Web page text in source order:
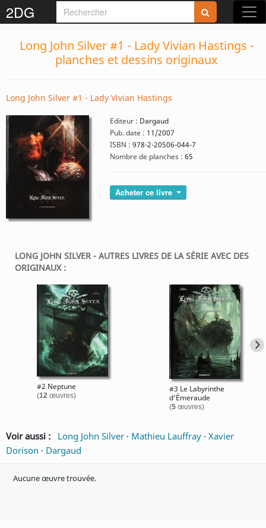
2DG
Long John Silver #1 - Lady Vivian Hastings -
planches et dessins originaux
Long John Silver #1 - Lady Vivian Hastings
Editeur : Dargaud
Pub. date : 11/2007
ISBN : 978-2-20506-044-7
Nombre de planches : 65
Acheter ce livre
LONG JOHN SILVER - AUTRES LIVRES DE LA SÉRIE AVEC DES
ORIGINAUX :
#2 Neptune
(12œuvres)
#3 Le Labyrinthe
d'Émeraude
(5 œuvres)
Voir aussi : Long John Silver · Mathieu Lauffray · Xavier
Dorison · Dargaud
Aucune œuvre trouvée.